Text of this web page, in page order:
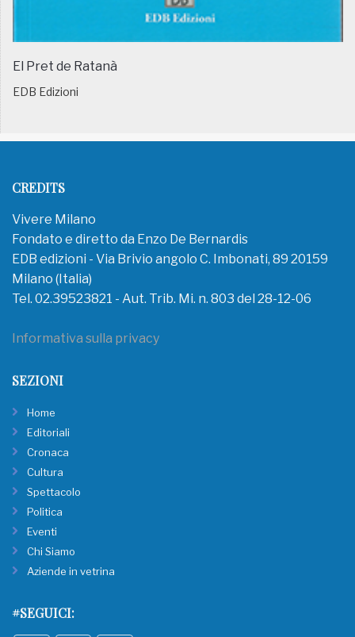
El Pret de Ratanà
EDB Edizioni
CREDITS
Vivere Milano
Fondato e diretto da Enzo De Bernardis
EDB edizioni - Via Brivio angolo C. Imbonati, 89 20159
Milano (Italia)
Tel. 02.39523821 - Aut. Trib. Mi. n. 803 del 28-12-06
Informativa sulla privacy
SEZIONI
Home
Editoriali
Cronaca
Cultura
Spettacolo
Politica
Eventi
Chi Siamo
Aziende in vetrina
#SEGUICI: